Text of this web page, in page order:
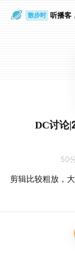
散步时
听播客
DC讨论
50
剪辑比较粗放，